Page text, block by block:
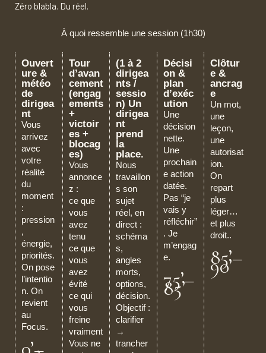
Zéro blabla. Du réel.
À quoi ressemble une session (1h30)
Ouvert
ure &
météo
de
dirigea
nt
Vous
arrivez
avec
votre
réalité
du
moment
:
pression
,
énergie,
priorités.
On pose
l’intentio
n. On
revient
au
Focus.
Tour
d’avan
cement
(engag
ements
+
victoir
es +
blocag
es)
Vous
annonce
z :
ce que
vous
avez
tenu
ce que
vous
avez
évité
ce qui
vous
freine
vraiment
Vous ne
(1 à 2
dirigea
nts /
sessio
n) Un
dirigea
nt
prend
la
place.
Nous
travaillon
s son
sujet
réel, en
direct :
schéma
s,
angles
morts,
options,
décision.
Objectif :
clarifier
→
trancher
Décisi
on &
plan
d’exéc
ution
Une
décision
nette.
Une
prochain
e action
datée.
Pas “je
vais y
réfléchir”
. Je
m’engag
e.
75’–
85’
Clôtur
e &
ancrag
e
Un mot,
une
leçon,
une
autorisat
ion.
On
repart
plus
léger…
et plus
droit..
85’–
90’